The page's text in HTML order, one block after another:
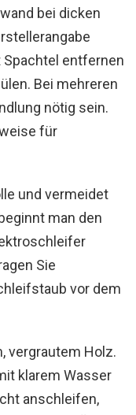
bei dicken
entfernen
Bei mehreren
nötig sein.
für
und vermeidet
man den
Sie
vor dem
vergrautem Holz.
klarem Wasser
anschleifen,